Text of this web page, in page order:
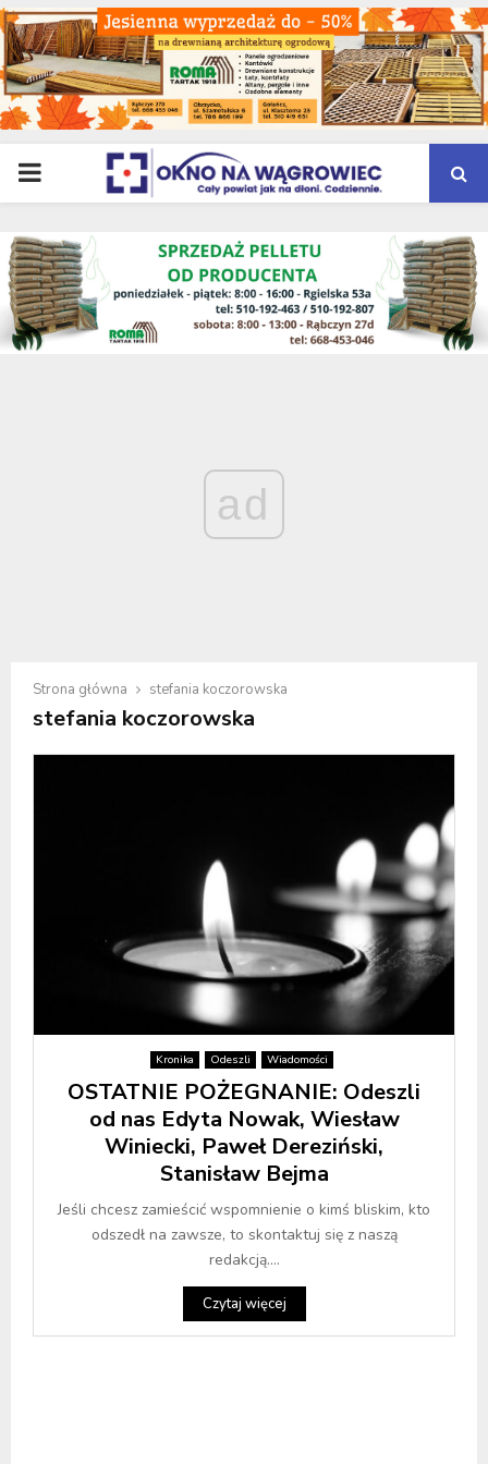
PRIMARY
MENU
ad
Strona główna stefania koczorowska
stefania koczorowska
Kronika Odeszli Wiadomości
OSTATNIE POŻEGNANIE: Odeszli
od nas Edyta Nowak, Wiesław
Winiecki, Paweł Dereziński,
Stanisław Bejma
Jeśli chcesz zamieścić wspomnienie o kimś bliskim, kto
odszedł na zawsze, to skontaktuj się z naszą
redakcją....
Czytaj więcej